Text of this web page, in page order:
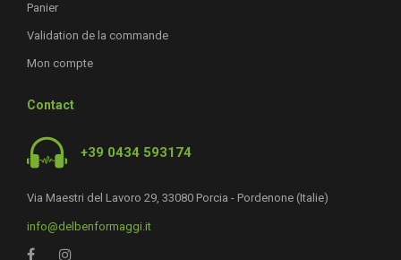
Panier
Validation de la commande
Mon compte
Contact
+39 0434 593174
Via Maestri del Lavoro 29, 33080 Porcia - Pordenone (Italie)
info@delbenformaggi.it